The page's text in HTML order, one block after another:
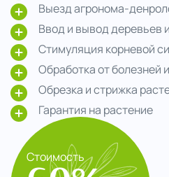
Выезд агронома-
Ввод и вывод деревьев
Стимуляция корневой
Обработка от болезней
Обрезка и стрижка
Гарантия на растение
Стоимость